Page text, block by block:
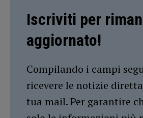
Iscriviti per
aggiornato!
Compilando i campi
ricevere le notizie
tua mail. Per garantire